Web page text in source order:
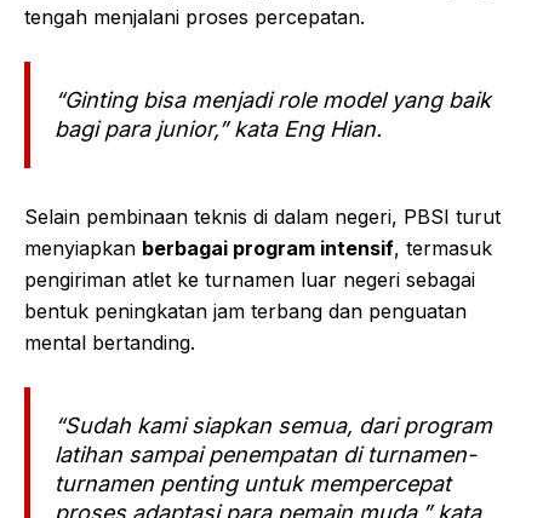
tengah menjalani proses percepatan.
“Ginting bisa menjadi role model yang baik
bagi para junior,” kata Eng Hian.
Selain pembinaan teknis di dalam negeri, PBSI turut
menyiapkan berbagai program intensif, termasuk
pengiriman atlet ke turnamen luar negeri sebagai
bentuk peningkatan jam terbang dan penguatan
mental bertanding.
“Sudah kami siapkan semua, dari program
latihan sampai penempatan di turnamen-
turnamen penting untuk mempercepat